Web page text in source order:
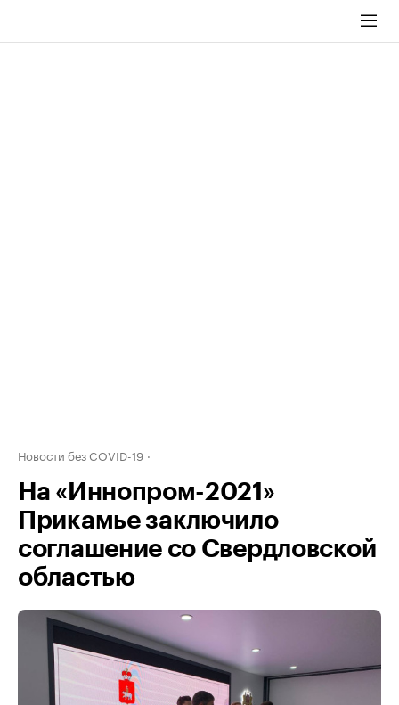
Новости без COVID-19
На «Иннопром-2021»
Прикамье заключило
соглашение со Свердловской
областью